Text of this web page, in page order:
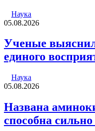
Наука
05.08.2026
Ученые
единого
Наука
05.08.2026
Названа
способна